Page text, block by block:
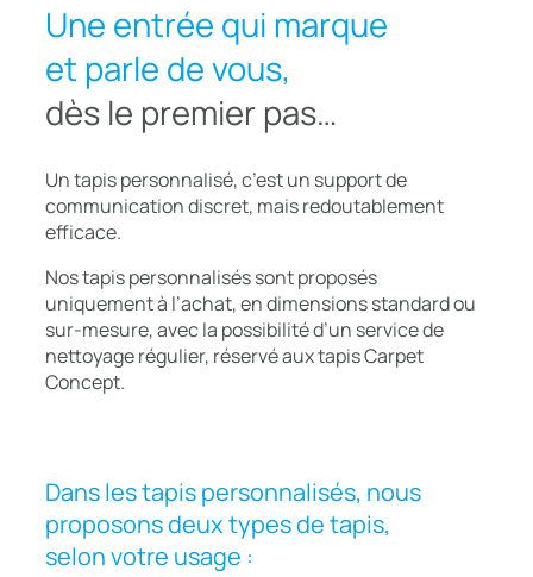
Une entrée qui marque
et parle de vous,
dès le premier pas…
Un tapis personnalisé, c’est un support de
communication discret, mais redoutablement
efficace.
Nos tapis personnalisés sont proposés
uniquement à l’achat, en dimensions standard ou
sur-mesure, avec la possibilité d’un service de
nettoyage régulier, réservé aux tapis Carpet
Concept.
Dans les tapis personnalisés, nous
proposons deux types de tapis,
selon votre usage :